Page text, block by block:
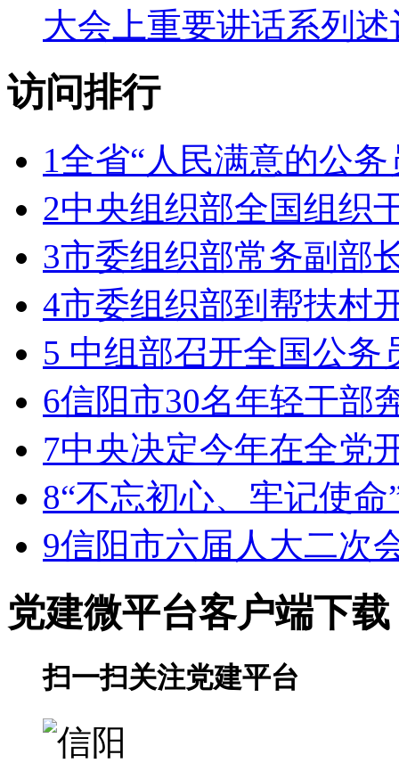
大会上重要讲话系列
访问排行
1全省“人民满意的公
2中央组织部全国组织
3市委组织部常务副部
4市委组织部到帮扶村
5 中组部召开全国公务
6信阳市30名年轻干部
7中央决定今年在全党
8“不忘初心、牢记使
9信阳市六届人大二次
党建微平台客户端下载
扫一扫关注党建平台